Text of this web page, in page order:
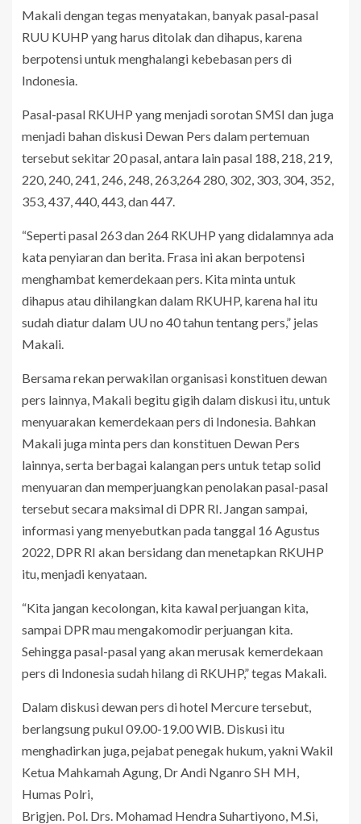
Makali dengan tegas menyatakan, banyak pasal-pasal
RUU KUHP yang harus ditolak dan dihapus, karena
berpotensi untuk menghalangi kebebasan pers di
Indonesia.
Pasal-pasal RKUHP yang menjadi sorotan SMSI dan juga
menjadi bahan diskusi Dewan Pers dalam pertemuan
tersebut sekitar 20 pasal, antara lain pasal 188, 218, 219,
220, 240, 241, 246, 248, 263,264 280, 302, 303, 304, 352,
353, 437, 440, 443, dan 447.
“Seperti pasal 263 dan 264 RKUHP yang didalamnya ada
kata penyiaran dan berita. Frasa ini akan berpotensi
menghambat kemerdekaan pers. Kita minta untuk
dihapus atau dihilangkan dalam RKUHP, karena hal itu
sudah diatur dalam UU no 40 tahun tentang pers,” jelas
Makali.
Bersama rekan perwakilan organisasi konstituen dewan
pers lainnya, Makali begitu gigih dalam diskusi itu, untuk
menyuarakan kemerdekaan pers di Indonesia. Bahkan
Makali juga minta pers dan konstituen Dewan Pers
lainnya, serta berbagai kalangan pers untuk tetap solid
menyuaran dan memperjuangkan penolakan pasal-pasal
tersebut secara maksimal di DPR RI. Jangan sampai,
informasi yang menyebutkan pada tanggal 16 Agustus
2022, DPR RI akan bersidang dan menetapkan RKUHP
itu, menjadi kenyataan.
“Kita jangan kecolongan, kita kawal perjuangan kita,
sampai DPR mau mengakomodir perjuangan kita.
Sehingga pasal-pasal yang akan merusak kemerdekaan
pers di Indonesia sudah hilang di RKUHP,” tegas Makali.
Dalam diskusi dewan pers di hotel Mercure tersebut,
berlangsung pukul 09.00-19.00 WIB. Diskusi itu
menghadirkan juga, pejabat penegak hukum, yakni Wakil
Ketua Mahkamah Agung, Dr Andi Nganro SH MH,
Humas Polri,
Brigjen. Pol. Drs. Mohamad Hendra Suhartiyono, M.Si,